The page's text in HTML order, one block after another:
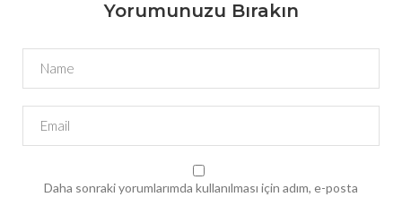
Yorumunuzu Bırakın
Daha sonraki yorumlarımda kullanılması için adım, e-posta